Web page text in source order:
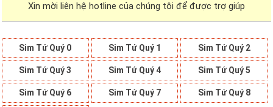
Xin mời liên hệ hotline của chúng tôi để được trợ giúp
Sim Tứ Quý 0 Sim Tứ Quý 1 Sim Tứ Quý 2
Sim Tứ Quý 3 Sim Tứ Quý 4 Sim Tứ Quý 5
Sim Tứ Quý 6 Sim Tứ Quý 7 Sim Tứ Quý 8